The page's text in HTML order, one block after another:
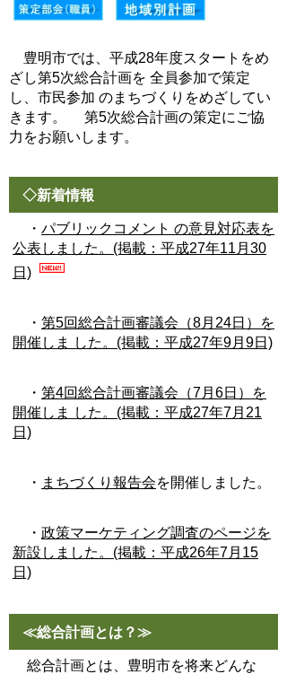
豊明市では、平成28年度スタートをめ
ざし第5次総合計画を 全員参加で策定
し、市民参加 のまちづくりをめざしてい
きます。 第5次総合計画の策定にご協
力をお願いします。
◇新着情報
・ パブリックコメント の意見対応表を
公表しました。(掲載：平成27年11月30
日)
・ 第5回総合計画審議会（8月24日）を
開催しま した。(掲載：平成27年9月9日)
・ 第4回総合計画審議会（7月6日）を
開催しま した。(掲載：平成27年7月21
日)
・ まちづくり報告会を開催しました。
・ 政策マーケティング調査のページを
新設しました。(掲載：平成26年7月15
日)
≪総合計画とは？≫
総合計画とは、豊明市を将来どんな